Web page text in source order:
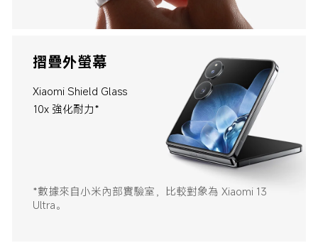
摺疊外螢幕
Xiaomi Shield Glass
10x 強化耐力*
*數據來自小米內部實驗室，比較對象為 Xiaomi 13
Ultra。